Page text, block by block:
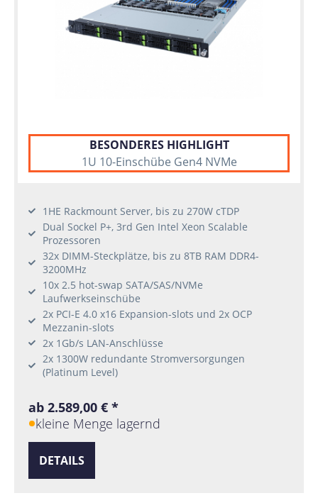
BESONDERES HIGHLIGHT
1U 10-Einschübe Gen4 NVMe
1HE Rackmount Server, bis zu 270W cTDP
Dual Sockel P+, 3rd Gen Intel Xeon Scalable
Prozessoren
32x DIMM-Steckplätze, bis zu 8TB RAM DDR4-
3200MHz
10x 2.5 hot-swap SATA/SAS/NVMe
Laufwerkseinschübe
2x PCI-E 4.0 x16 Expansion-slots und 2x OCP
Mezzanin-slots
2x 1Gb/s LAN-Anschlüsse
2x 1300W redundante Stromversorgungen
(Platinum Level)
ab 2.589,00 € *
kleine Menge lagernd
DETAILS